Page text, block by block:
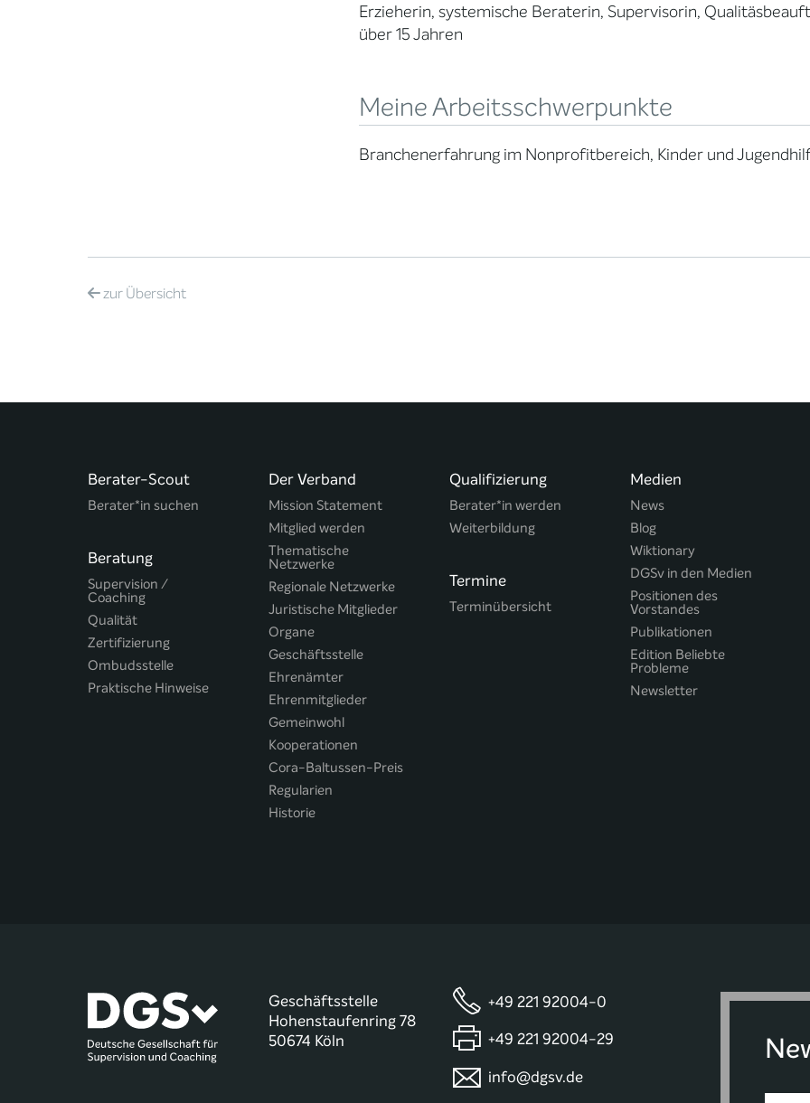
Erzieherin, systemische Beraterin, Supervisorin,
über 15 Jahren
Meine Arbeitsschwerpunkte
Branchenerfahrung im Nonprofitbereich, Kinder und
zurÜbersicht
Berater-Scout
Berater*in suchen
Beratung
Supervision /
Coaching
Qualität
Zertifizierung
Ombudsstelle
Praktische Hinweise
Der Verband
Mission Statement
Mitglied werden
Thematische
Netzwerke
Regionale Netzwerke
Juristische Mitglieder
Organe
Geschäftsstelle
Ehrenämter
Ehrenmitglieder
Gemeinwohl
Kooperationen
Cora-Baltussen-Preis
Regularien
Historie
Qualifizierung
Berater*in werden
Weiterbildung
Termine
Terminübersicht
Medien
News
Blog
Wiktionary
DGSv in den Medien
Positionen des
Vorstandes
Publikationen
Edition Beliebte
Probleme
Newsletter
Geschäftsstelle
Hohenstaufenring 78
50674 Köln
+49 221 92004-0
+49 221 92004-29
info@dgsv.de